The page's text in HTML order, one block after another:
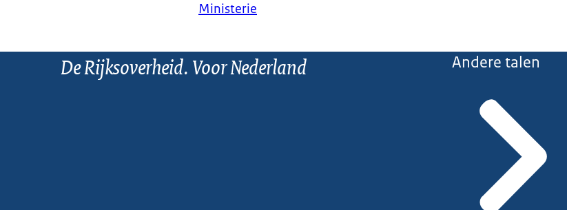
Ministerie
De Rijksoverheid. Voor Nederland Andere talen